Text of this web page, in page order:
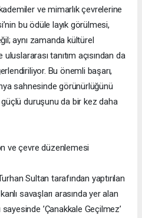
ve mimarlık çevrelerine
bu ödüle layık görülmesi,
aynı zamanda kültürel
tanıtım açısından da
Bu önemli başarı,
sahnesinde görünürlüğünü
duruşunu da bir kez daha
ve çevre düzenlemesi
Sultan tarafından yaptırılan
savaşları arasında yer alan
’Çanakkale Geçilmez’